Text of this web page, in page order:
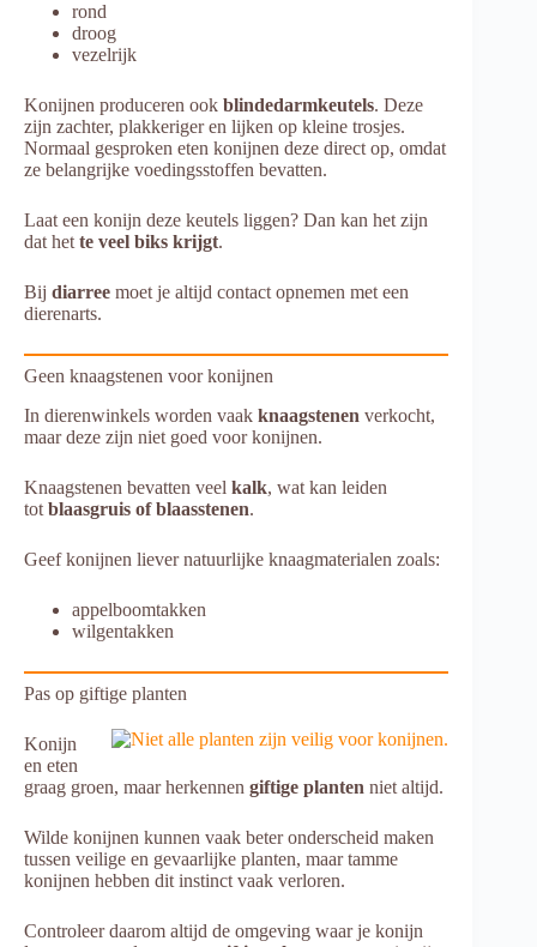
rond
droog
vezelrijk
Konijnen produceren ook blindedarmkeutels. Deze
zijn zachter, plakkeriger en lijken op kleine trosjes.
Normaal gesproken eten konijnen deze direct op, omdat
ze belangrijke voedingsstoffen bevatten.
Laat een konijn deze keutels liggen? Dan kan het zijn
dat het te veel biks krijgt.
Bij diarree moet je altijd contact opnemen met een
dierenarts.
Geen knaagstenen voor konijnen
In dierenwinkels worden vaak knaagstenen verkocht,
maar deze zijn niet goed voor konijnen.
Knaagstenen bevatten veel kalk, wat kan leiden
tot blaasgruis of blaasstenen.
Geef konijnen liever natuurlijke knaagmaterialen zoals:
appelboomtakken
wilgentakken
Pas op giftige planten
Konijn
en eten
graag groen, maar herkennen giftige planten niet altijd.
Wilde konijnen kunnen vaak beter onderscheid maken
tussen veilige en gevaarlijke planten, maar tamme
konijnen hebben dit instinct vaak verloren.
Controleer daarom altijd de omgeving waar je konijn